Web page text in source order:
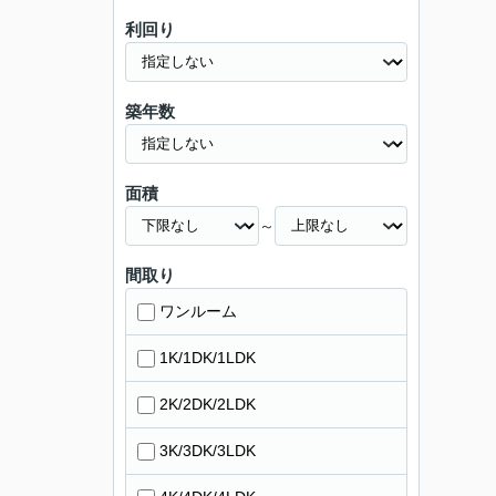
利回り
築年数
面積
～
間取り
ワンルーム
1K/1DK/1LDK
2K/2DK/2LDK
3K/3DK/3LDK